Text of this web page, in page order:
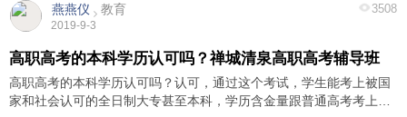
燕燕仪 教育
2019-9-3
3508
高职高考的本科学历认可吗？禅城清泉高职高考辅导班
高职高考的本科学历认可吗？认可，通过这个考试，学生能考上被国
家和社会认可的全日制大专甚至本科，学历含金量跟普通高考考上的